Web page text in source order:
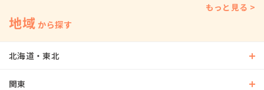
もっと見る >
地域から探す
北海道・東北
関東